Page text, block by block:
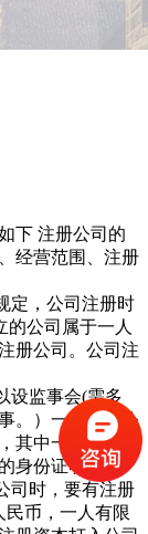
下 注册公司的
经营范围、注册
定，公司注册时
的公司属于一人
册公司。公司注
设监事会(需多
。）一人有限公
其中一名股东可
身份证明原件
司时，要有注册
民币，一人有限